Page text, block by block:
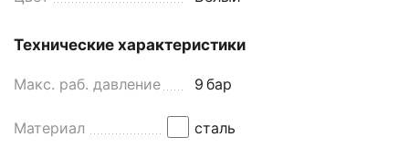
Технические характеристики
Макс. раб. давление 9 бар
Материал сталь